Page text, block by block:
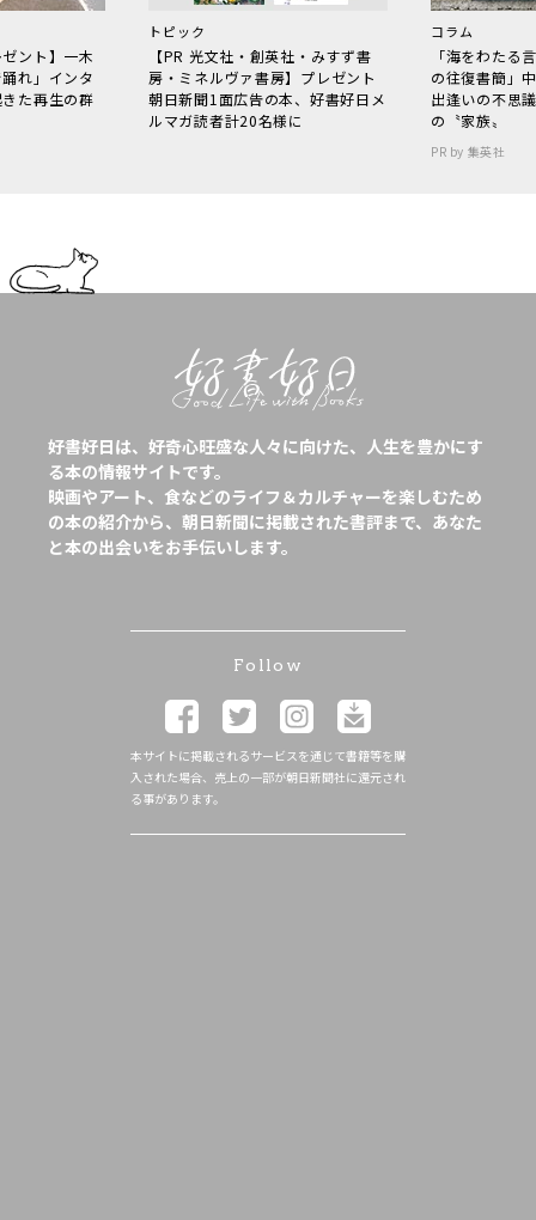
ント】一木
れ」インタ
た再生の群
トピック
【PR 光文社・創英社・みすず書
房・ミネルヴァ書房】プレゼント
朝日新聞1面広告の本、好書好日メ
ルマガ読者計20名様に
コラム
「海をわた
の往復書簡」
出逢いの不思
の〝家族〟
PR by 集英社
好書好日は、好奇心旺盛な人々に向けた、人生を豊かにす
る本の情報サイトです。
映画やアート、食などのライフ＆カルチャーを楽しむため
の本の紹介から、朝日新聞に掲載された書評まで、あなた
と本の出会いをお手伝いします。
Follow
本サイトに掲載されるサービスを通じて書籍等を購
入された場合、売上の一部が朝日新聞社に還元され
る事があります。